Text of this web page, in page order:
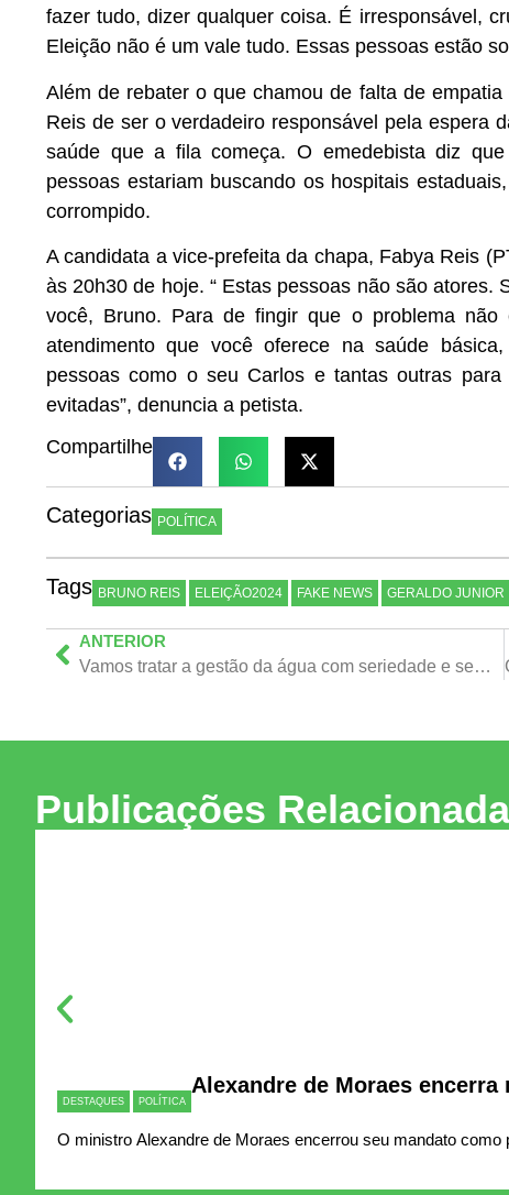
fazer tudo, dizer qualquer coisa. É irresponsável,
Eleição não é um vale tudo. Essas pessoas estão
Além de rebater o que chamou de falta de
Reis de ser o verdadeiro responsável pela espera
saúde que a fila começa. O emedebista diz
pessoas estariam buscando os hospitais
corrompido.
A candidata a vice-prefeita da chapa, Fabya Reis
às 20h30 de hoje. “ Estas pessoas não são
você, Bruno. Para de fingir que o problema não
atendimento que você oferece na saúde
pessoas como o seu Carlos e tantas outras
evitadas”, denuncia a petista.
Compartilhe
Categorias POLÍTICA
Tags BRUNO REIS ELEIÇÃO2024 FAKE NEWS GERALDO JUNIOR
ANTERIOR
Vamos tratar a gestão da água com seriedade e sem ameaças”, promete Geraldo
Publicações
DESTAQUES POLÍTICA
Alexandre de Moraes
O ministro Alexandre de Moraes encerrou seu mandato